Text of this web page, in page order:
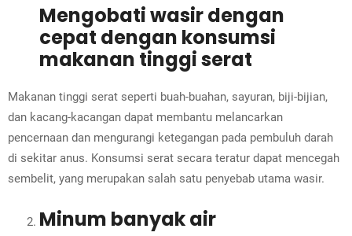
Mengobati wasir dengan
cepat dengan konsumsi
makanan tinggi serat
Makanan tinggi serat seperti buah-buahan, sayuran, biji-bijian,
dan kacang-kacangan dapat membantu melancarkan
pencernaan dan mengurangi ketegangan pada pembuluh darah
di sekitar anus. Konsumsi serat secara teratur dapat mencegah
sembelit, yang merupakan salah satu penyebab utama wasir.
Minum banyak air